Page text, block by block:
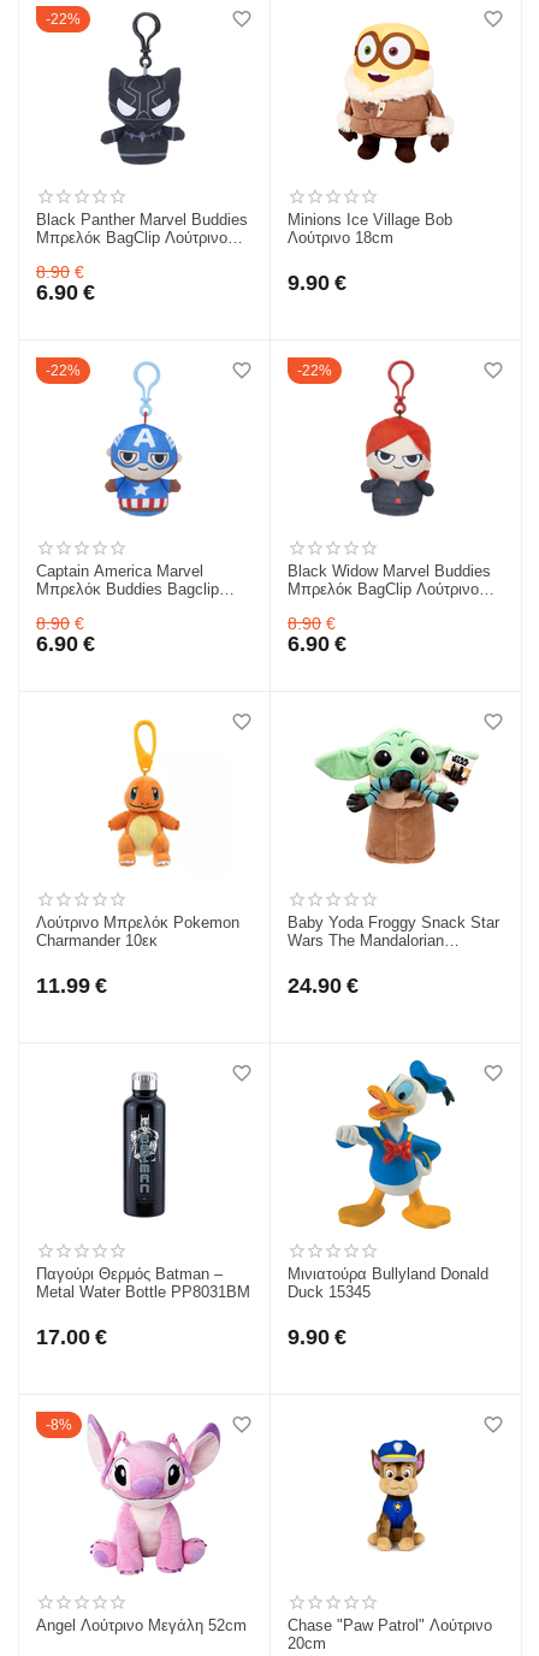
22%
Black Panther Marvel Buddies
Μπρελόκ BagClip Λούτρινο
8.90 €
6.90 €
Minions Ice Village Bob
Λούτρινο 18cm
9.90 €
22%
Captain America Marvel
Μπρελόκ Buddies Bagclip
8.90 €
6.90 €
22%
Black Widow Marvel Buddies
Μπρελόκ BagClip Λούτρινο
8.90 €
6.90 €
Λούτρινο Μπρελόκ Pokemon
Charmander 10εκ
11.99 €
Baby Yoda Froggy Snack Star
Wars The Mandalorian
24.90 €
Παγούρι Θερμός Batman –
Metal Water Bottle PP8031BM
17.00 €
Μινιατούρα Bullyland Donald
Duck 15345
9.90 €
8%
Angel Λούτρινο Μεγάλη 52cm
Chase "Paw Patrol" Λούτρινο
20cm